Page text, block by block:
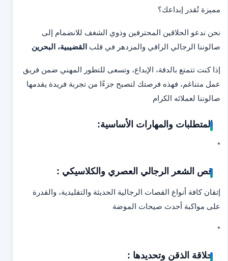
مميزة تُقدر إبداعك؟
نحن ندعو الحلاقين المحترفين وذوي الشغف للانضمام إلى
صالوننا الرجالي الراقي والمزدهر في قلب القضيبية، البحرين
إذا كنت تتمتع بالدقة، الإبداع، وتسعى للتطور المهني ضمن فريق
عمل متناغم، فهذه فرصتك لتصبح جزءًا من تجربة فريدة يقدمها
صالوننا لعملائه الكرام
المتطلبات والمهارات الأساسية:
*
قص الشعر الرجالي العصري والكلاسيكي :
إتقان كافة أنواع القصات الرجالية الحديثة والتقليدية، والقدرة
على مواكبة أحدث صيحات الموضة
*
حلاقة الذقن وتحديدها :